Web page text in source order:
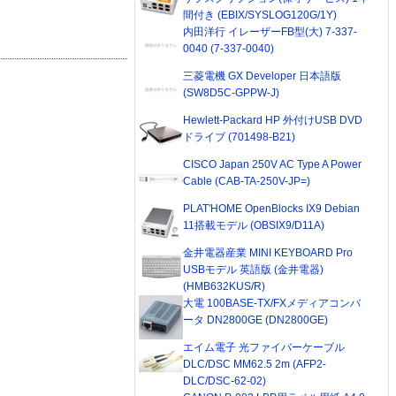
間付き (EBIX/SYSLOG120G/1Y)
内田洋行 イレーザーFB型(大) 7-337-
0040 (7-337-0040)
三菱電機 GX Developer 日本語版
(SW8D5C-GPPW-J)
Hewlett-Packard HP 外付けUSB DVD
ドライブ (701498-B21)
CISCO Japan 250V AC Type A Power
Cable (CAB-TA-250V-JP=)
PLAT'HOME OpenBlocks IX9 Debian
11搭載モデル (OBSIX9/D11A)
金井電器産業 MINI KEYBOARD Pro
USBモデル 英語版 (金井電器)
(HMB632KUS/R)
大電 100BASE-TX/FXメディアコンバ
ータ DN2800GE (DN2800GE)
エイム電子 光ファイバーケーブル
DLC/DSC MM62.5 2m (AFP2-
DLC/DSC-62-02)